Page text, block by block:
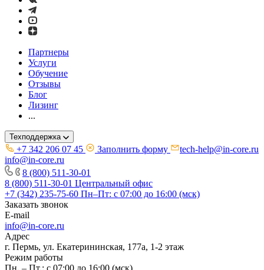
Партнеры
Услуги
Обучение
Отзывы
Блог
Лизинг
...
Техподдержка
+7 342 206 07 45 Заполнить форму
tech-help@in-core.ru
info@in-core.ru
8 (800) 511-30-01
8 (800) 511-30-01 Центральный офис
+7 (342) 235-75-60 Пн–Пт: с 07:00 до 16:00 (мск)
Заказать звонок
E-mail
info@in-core.ru
Адрес
г. Пермь, ул. ​Екатерининская, 177а, ​1-2 этаж
Режим работы
Пн. – Пт.: с 07:00 до 16:00 (мск)